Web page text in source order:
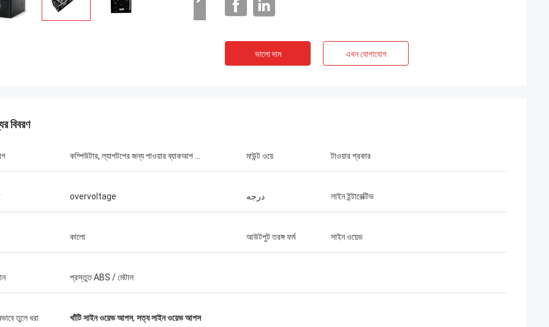
ভালো দাম এখন যোগাযোগ
বিবরণ
কম্পিউটার, ল্যাপটপের জন্য পাওয়ার ব্যাকআপ ... মাউন্ট ওয়ে টাওয়ার প্রকার
overvoltage درجه লাইন ইন্টারেক্টিভ
কালো আউটপুট তরঙ্গ ফর্ম সাইন ওয়েভ
প্রস্তুত ABS / মেটাল
তুলে ধরা খাঁটি সাইন ওয়েভ আপস, সত্য সাইন ওয়েভ আপস